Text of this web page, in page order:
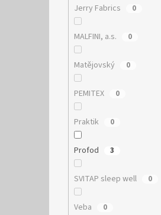
Jerry Fabrics 0
MALFINI, a.s. 0
Matějovský 0
PEMITEX 0
Praktik 0
Profod 3
SVITAP sleep well 0
Veba 0